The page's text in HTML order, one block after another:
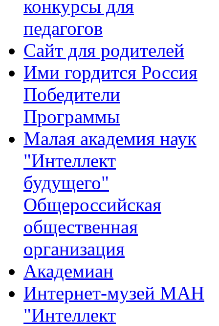
конкурсы для
педагогов
Сайт для родителей
Ими гордится Россия
Победители
Программы
Малая академия наук
"Интеллект
будущего"
Общероссийская
общественная
организация
Академиан
Интернет-музей МАН
"Интеллект